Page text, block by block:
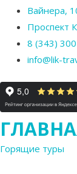
Вайнера,
Проспект
8 (343)
info@lik-
Горящие туры